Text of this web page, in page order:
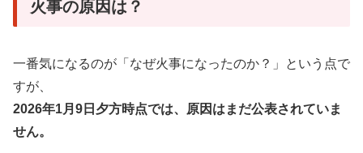
火事の原因は？
一番気になるのが「なぜ火事になったのか？」という点で
すが、
2026年1月9日夕方時点では、原因はまだ公表されていま
せん。